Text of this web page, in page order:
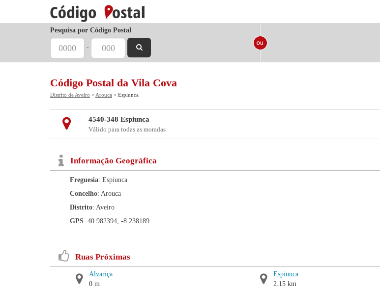
Pesquisa por Código Postal
-
Código Postal da Vila Cova
Distrito de Aveiro > Arouca > Espiunca
4540-348 Espiunca
Válido para todas as moradas
Informação Geográfica
Freguesia: Espiunca
Concelho: Arouca
Distrito: Aveiro
GPS: 40.982394, -8.238189
Ruas Próximas
Alvariça
0 m
Espiunca
2.15 km